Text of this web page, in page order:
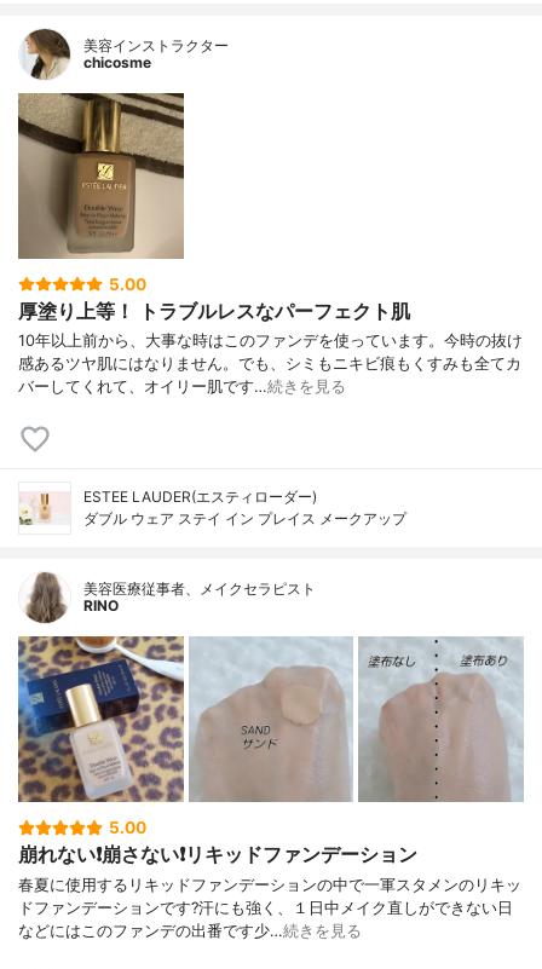
美容インストラクター
chicosme
5.00
厚塗り上等！ トラブルレスなパーフェクト肌
10年以上前から、大事な時はこのファンデを使っています。今時の抜け
感あるツヤ肌にはなりません。でも、シミもニキビ痕もくすみも全てカ
バーしてくれて、オイリー肌です…続きを見る
ESTEE LAUDER(エスティローダー)
ダブル ウェア ステイ イン プレイス メークアップ
美容医療従事者、メイクセラピスト
RINO
5.00
崩れない❗️崩さない❗️リキッドファンデーション
春夏に使用するリキッドファンデーションの中で一軍スタメンのリキッ
ドファンデーションです?汗にも強く、１日中メイク直しができない日
などにはこのファンデの出番です少…続きを見る